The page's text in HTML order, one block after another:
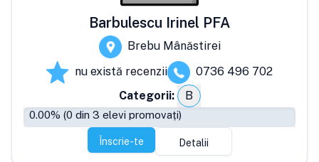
Barbulescu Irinel PFA
Brebu Mânăstirei
nu există recenzii
0736 496 702
Categorii:
B
0.00% (0 din 3 elevi promovați)
Înscrie-te Detalii